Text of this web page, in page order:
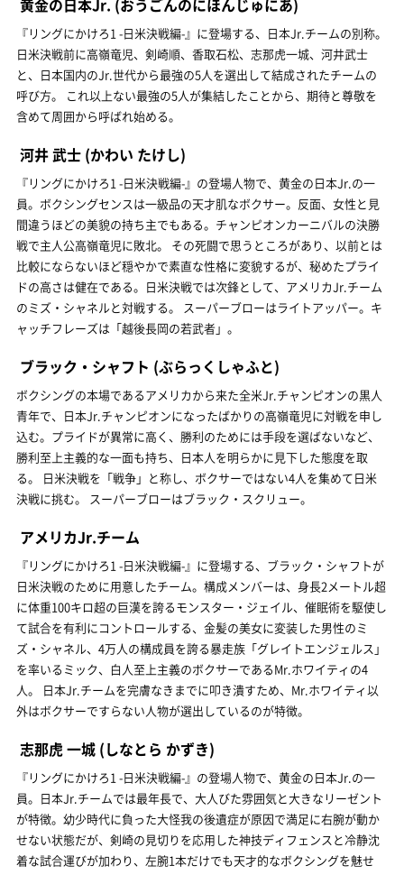
『リングにかけろ1 -日米決戦編-』に登場する、日本Jr.チームの別称。
日米決戦前に高嶺竜児、剣崎順、香取石松、志那虎一城、河井武士
と、日本国内のJr.世代から最強の5人を選出して結成されたチームの
呼び方。 これ以上ない最強の5人が集結したことから、期待と尊敬を
含めて周囲から呼ばれ始める。
河井 武士 (かわい たけし)
『リングにかけろ1 -日米決戦編-』の登場人物で、黄金の日本Jr.の一
員。ボクシングセンスは一級品の天才肌なボクサー。反面、女性と見
間違うほどの美貌の持ち主でもある。チャンピオンカーニバルの決勝
戦で主人公高嶺竜児に敗北。 その死闘で思うところがあり、以前とは
比較にならないほど穏やかで素直な性格に変貌するが、秘めたプライ
ドの高さは健在である。日米決戦では次鋒として、アメリカJr.チーム
のミズ・シャネルと対戦する。 スーパーブローはライトアッパー。キ
ャッチフレーズは「越後長岡の若武者」。
ブラック・シャフト (ぶらっくしゃふと)
ボクシングの本場であるアメリカから来た全米Jr.チャンピオンの黒人
青年で、日本Jr.チャンピオンになったばかりの高嶺竜児に対戦を申し
込む。プライドが異常に高く、勝利のためには手段を選ばないなど、
勝利至上主義的な一面も持ち、日本人を明らかに見下した態度を取
る。 日米決戦を「戦争」と称し、ボクサーではない4人を集めて日米
決戦に挑む。 スーパーブローはブラック・スクリュー。
アメリカJr.チーム
『リングにかけろ1 -日米決戦編-』に登場する、ブラック・シャフトが
日米決戦のために用意したチーム。構成メンバーは、身長2メートル超
に体重100キロ超の巨漢を誇るモンスター・ジェイル、催眠術を駆使し
て試合を有利にコントロールする、金髪の美女に変装した男性のミ
ズ・シャネル、4万人の構成員を誇る暴走族「グレイトエンジェルス」
を率いるミック、白人至上主義のボクサーであるMr.ホワイティの4
人。 日本Jr.チームを完膚なきまでに叩き潰すため、Mr.ホワイティ以
外はボクサーですらない人物が選出しているのが特徴。
志那虎 一城 (しなとら かずき)
『リングにかけろ1 -日米決戦編-』の登場人物で、黄金の日本Jr.の一
員。日本Jr.チームでは最年長で、大人びた雰囲気と大きなリーゼント
が特徴。幼少時代に負った大怪我の後遺症が原因で満足に右腕が動か
せない状態だが、剣崎の見切りを応用した神技ディフェンスと冷静沈
着な試合運びが加わり、左腕1本だけでも天才的なボクシングを魅せ